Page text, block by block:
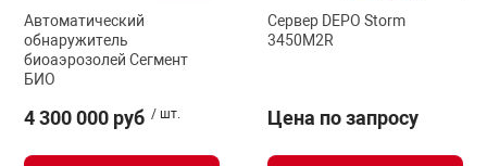
Автоматический
обнаружитель
биоаэрозолей Сегмент
БИО
4 300 000 руб / шт.
Сервер DEPO Storm
3450M2R
Цена по запросу